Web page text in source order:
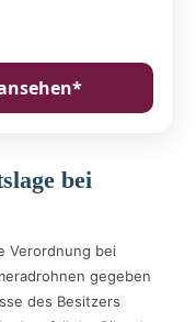
bei
Verordnung bei
gegeben
des Besitzers